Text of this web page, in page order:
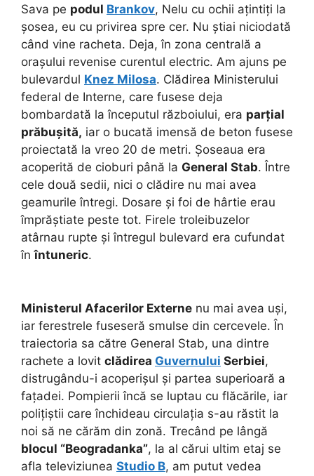
Sava pe podul Brankov, Nelu cu ochii ațintiți la
șosea, eu cu privirea spre cer. Nu știai niciodată
când vine racheta. Deja, în zona centrală a
orașului revenise curentul electric. Am ajuns pe
bulevardul Knez Milosa. Clădirea Ministerului
federal de Interne, care fusese deja
bombardată la începutul războiului, era parțial
prăbușită, iar o bucată imensă de beton fusese
proiectată la vreo 20 de metri. Șoseaua era
acoperită de cioburi până la General Stab. Între
cele două sedii, nici o clădire nu mai avea
geamurile întregi. Dosare și foi de hârtie erau
împrăștiate peste tot. Firele troleibuzelor
atârnau rupte și întregul bulevard era cufundat
înîntuneric.
Ministerul Afacerilor Externe nu mai avea uși,
iar ferestrele fuseseră smulse din cercevele. În
traiectoria sa către General Stab, una dintre
rachete a lovit clădirea Guvernului Serbiei,
distrugându-i acoperișul și partea superioară a
fațadei. Pompierii încă se luptau cu flăcările, iar
polițiștii care închideau circulația s-au răstit la
noi să ne cărăm din zonă. Trecând pe lângă
blocul “Beogradanka”, la al cărui ultim etaj se
afla televiziunea Studio B, am putut vedea